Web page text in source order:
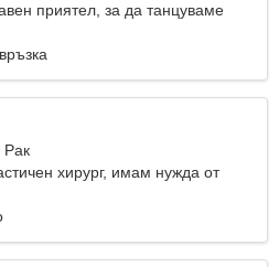
приятел, за да танцуваме
Рак
хирург, имам нужда от